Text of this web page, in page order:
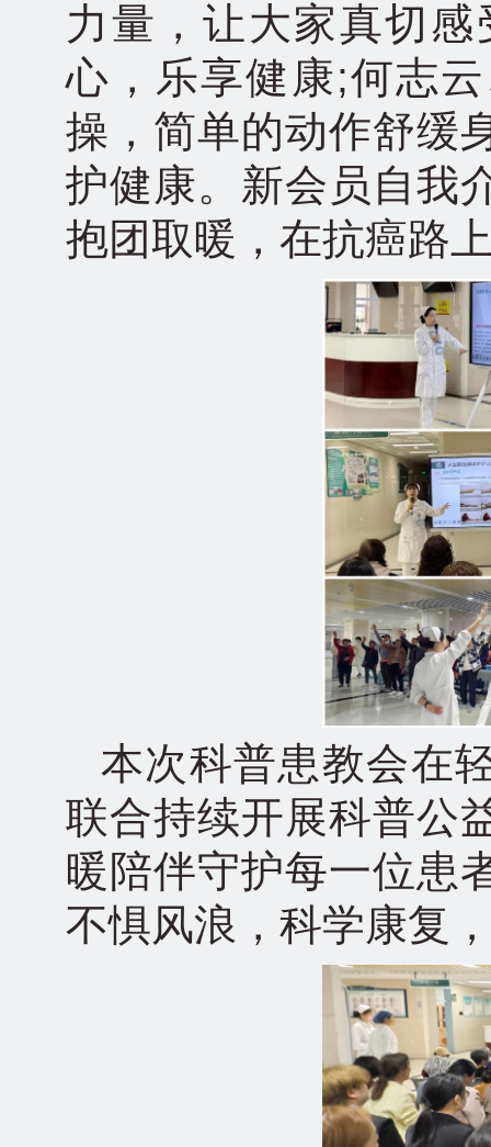
力量，让大家真切
心，乐享健康;何志
操，简单的动作舒缓
护健康。新会员自我
抱团取暖，在抗癌路
本次科普患教会在
联合持续开展科普公
暖陪伴守护每一位患
不惧风浪，科学康复